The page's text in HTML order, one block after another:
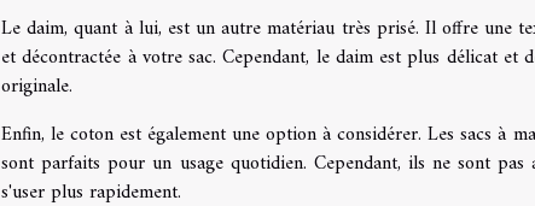
Le daim, quant à lui, est un autre matériau très prisé. Il offre une
et décontractée à votre sac. Cependant, le daim est plus délicat
originale.
Enfin, le coton est également une option à considérer. Les sacs à
sont parfaits pour un usage quotidien. Cependant, ils ne sont
s'user plus rapidement.